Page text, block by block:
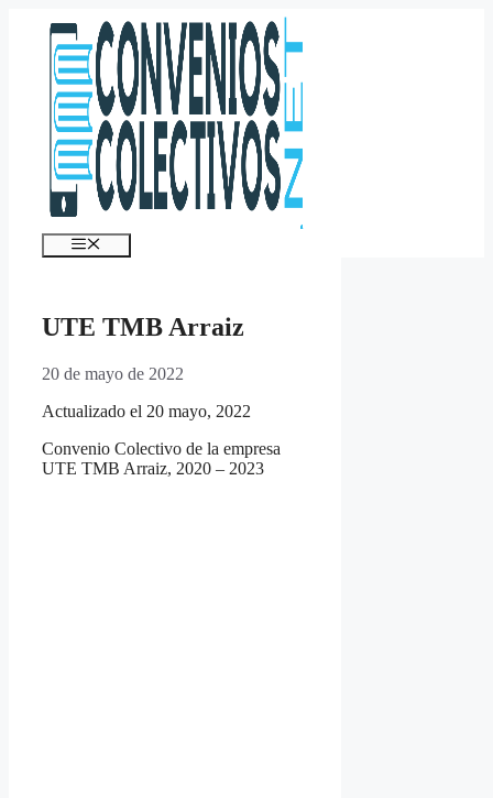
contenido
Menú
UTE TMB Arraiz
20 de mayo de 2022
Actualizado el 20 mayo, 2022
Convenio Colectivo de la empresa
UTE TMB Arraiz, 2020 – 2023